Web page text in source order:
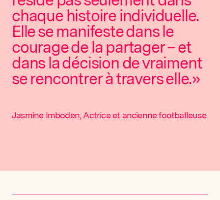
chaque histoire individuelle.
Elle se manifeste dans le
courage de la partager – et
dans la décision de vraiment
se rencontrer à travers elle.»
Jasmine Imboden, Actrice et ancienne footballeuse